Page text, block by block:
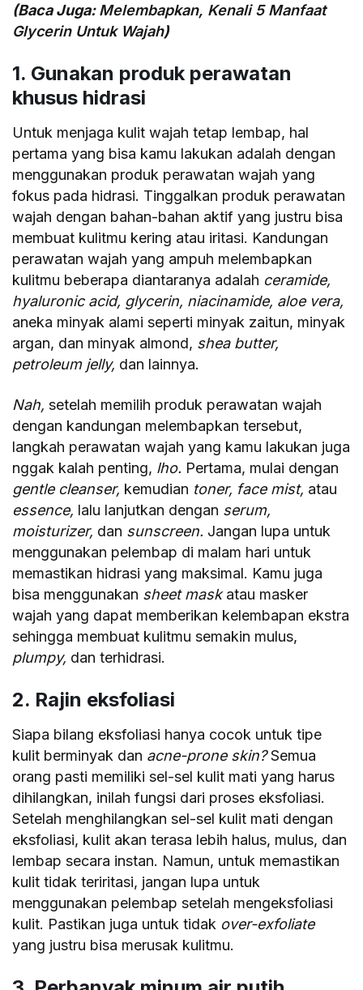
(Baca Juga:Melembapkan, Kenali 5 Manfaat
Glycerin Untuk Wajah)
1. Gunakan produk perawatan
khusus hidrasi
Untuk menjaga kulit wajah tetap lembap, hal
pertama yang bisa kamu lakukan adalah dengan
menggunakan produk perawatan wajah yang
fokus pada hidrasi. Tinggalkan produk perawatan
wajah dengan bahan-bahan aktif yang justru bisa
membuat kulitmu kering atau iritasi. Kandungan
perawatan wajah yang ampuh melembapkan
kulitmu beberapa diantaranya adalah ceramide,
hyaluronic acid, glycerin, niacinamide, aloe vera,
aneka minyak alami seperti minyak zaitun, minyak
argan, dan minyak almond, shea butter,
petroleum jelly, dan lainnya.
Nah,setelah memilih produk perawatan wajah
dengan kandungan melembapkan tersebut,
langkah perawatan wajah yang kamu lakukan juga
nggak kalah penting, lho. Pertama, mulai dengan
gentle cleanser, kemudian toner, face mist, atau
essence, lalu lanjutkan dengan serum,
moisturizer, dan sunscreen. Jangan lupa untuk
menggunakan pelembap di malam hari untuk
memastikan hidrasi yang maksimal. Kamu juga
bisa menggunakan sheet maskatau masker
wajah yang dapat memberikan kelembapan ekstra
sehingga membuat kulitmu semakin mulus,
plumpy, dan terhidrasi.
2. Rajin eksfoliasi
Siapa bilang eksfoliasi hanya cocok untuk tipe
kulit berminyak dan acne-prone skin?Semua
orang pasti memiliki sel-sel kulit mati yang harus
dihilangkan, inilah fungsi dari proses eksfoliasi.
Setelah menghilangkan sel-sel kulit mati dengan
eksfoliasi, kulit akan terasa lebih halus, mulus, dan
lembap secara instan. Namun, untuk memastikan
kulit tidak teriritasi, jangan lupa untuk
menggunakan pelembap setelah mengeksfoliasi
kulit. Pastikan juga untuk tidak over-exfoliate
yang justru bisa merusak kulitmu.